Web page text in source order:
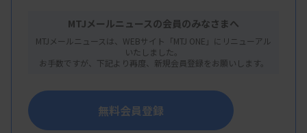
年はどんな目標を掲げましたでしょうか。私は今年
が後厄でもう1年は辛抱の年です。極力引きこもっ
てぬくぬく過ごせないかとひそかに企てているとこ
は、政治政策の中枢である永田町や霞が関では、慌
ただしく物事が動きます。それは国としての予算を
MTJメールニュースの会員のみなさまへ
MTJメールニュースは、WEBサイト「MTJ ONE」にリニューアル
いたしました。
お手数ですが、下記より再度、新規会員登録をお願いします。
無料会員登録